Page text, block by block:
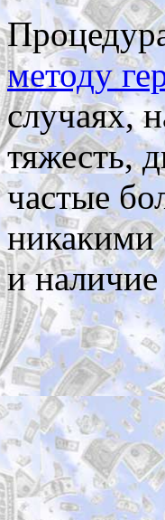
методу
случаях,
тяжесть,
частые
никакими
и